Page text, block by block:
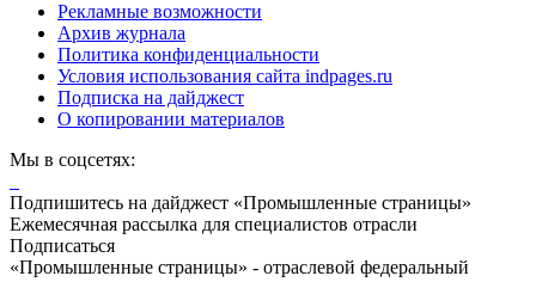
Рекламные возможности
Архив журнала
Политика конфиденциальности
Условия использования сайта indpages.ru
Подписка на дайджест
О копировании материалов
Мы в соцсетях:
Подпишитесь на дайджест «Промышленные страницы»
Ежемесячная рассылка для специалистов отрасли
Подписаться
«Промышленные страницы» - отраслевой федеральный